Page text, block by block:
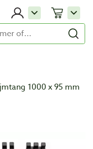
1000 x 95 mm